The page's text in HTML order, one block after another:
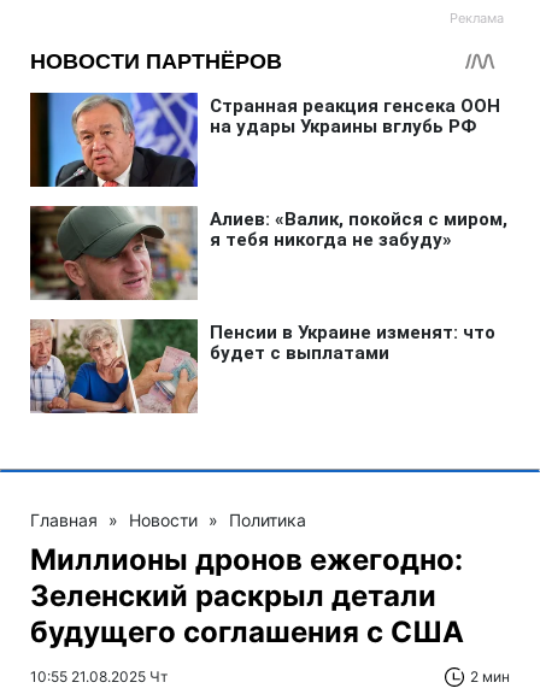
Главная » Новости » Политика
Миллионы дронов ежегодно:
Зеленский раскрыл детали
будущего соглашения с США
10:55 21.08.2025 Чт 2 мин